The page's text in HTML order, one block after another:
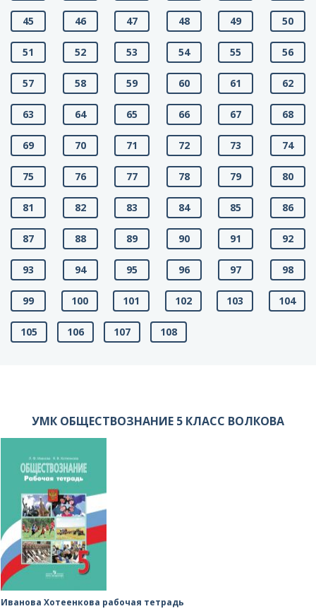
45 46 47 48 49 50
51 52 53 54 55 56
57 58 59 60 61 62
63 64 65 66 67 68
69 70 71 72 73 74
75 76 77 78 79 80
81 82 83 84 85 86
87 88 89 90 91 92
93 94 95 96 97 98
99 100 101 102 103 104
105 106 107 108
УМК ОБЩЕСТВОЗНАНИЕ 5 КЛАСС ВОЛКОВА
Иванова Хотеенкова рабочая тетрадь